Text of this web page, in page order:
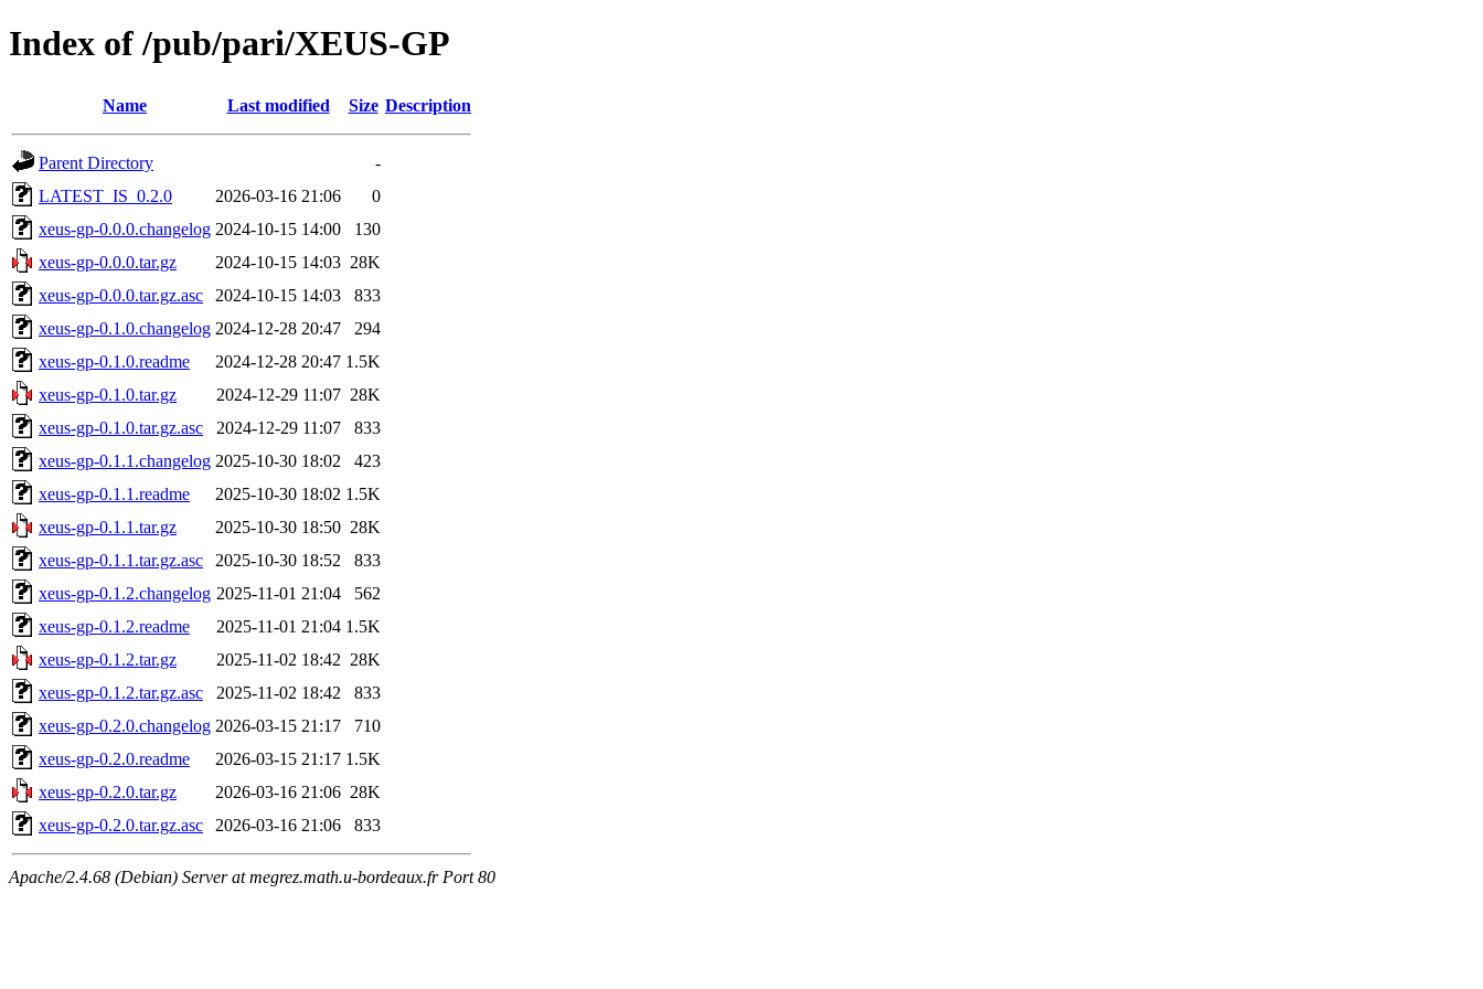
Index of /pub/pari/XEUS-GP
Name Last modified Size Description
Parent Directory
-
LATEST_IS_0.2.0
2026-03-16 21:06
0
xeus-gp-0.0.0.changelog 2024-10-15 14:00
130
xeus-gp-0.0.0.tar.gz
2024-10-15 14:03 28K
xeus-gp-0.0.0.tar.gz.asc
2024-10-15 14:03
833
xeus-gp-0.1.0.changelog 2024-12-28 20:47
294
xeus-gp-0.1.0.readme
2024-12-28 20:47 1.5K
xeus-gp-0.1.0.tar.gz
2024-12-29 11:07 28K
xeus-gp-0.1.0.tar.gz.asc
2024-12-29 11:07
833
xeus-gp-0.1.1.changelog 2025-10-30 18:02
423
xeus-gp-0.1.1.readme
2025-10-30 18:02 1.5K
xeus-gp-0.1.1.tar.gz
2025-10-30 18:50 28K
xeus-gp-0.1.1.tar.gz.asc
2025-10-30 18:52
833
xeus-gp-0.1.2.changelog 2025-11-01 21:04
562
xeus-gp-0.1.2.readme
2025-11-01 21:04 1.5K
xeus-gp-0.1.2.tar.gz
2025-11-02 18:42 28K
xeus-gp-0.1.2.tar.gz.asc
2025-11-02 18:42
833
xeus-gp-0.2.0.changelog 2026-03-15 21:17
710
xeus-gp-0.2.0.readme
2026-03-15 21:17 1.5K
xeus-gp-0.2.0.tar.gz
2026-03-16 21:06 28K
xeus-gp-0.2.0.tar.gz.asc
2026-03-16 21:06 833
Apache/2.4.68 (Debian) Server at megrez.math.u-bordeaux.fr Port 80